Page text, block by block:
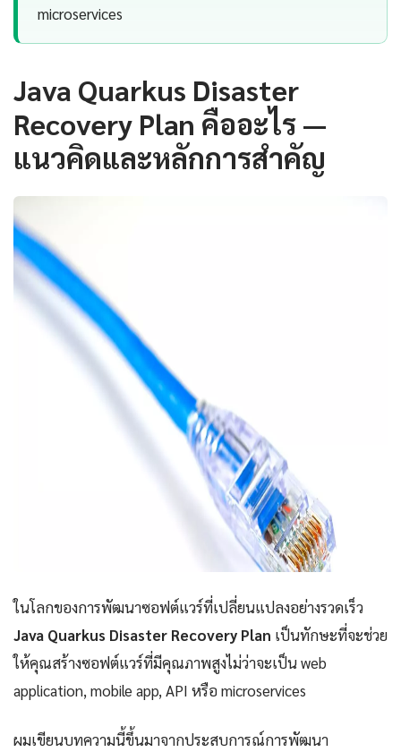
microservices
Java Quarkus Disaster
Recovery Plan คืออะไร —
แนวคิดและหลักการสำคัญ
ในโลกของการพัฒนาซอฟต์แวร์ที่เปลี่ยนแปลงอย่างรวดเร็ว
Java Quarkus Disaster Recovery Plan เป็นทักษะที่จะช่วย
ให้คุณสร้างซอฟต์แวร์ที่มีคุณภาพสูงไม่ว่าจะเป็น web
application, mobile app, API หรือ microservices
ผมเขียนบทความนี้ขึ้นมาจากประสบการณ์การพัฒนา